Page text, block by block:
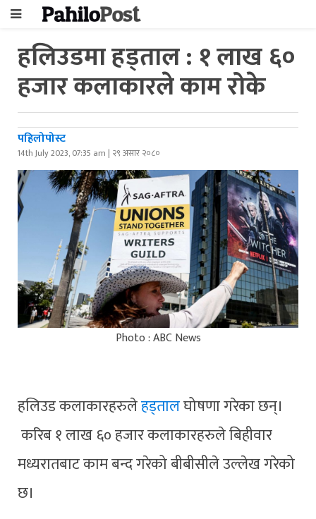
हलिउडमा हड्ताल : १ लाख ६०
हजार कलाकारले काम रोके
पहिलोपोस्ट
14th July 2023, 07:35 am | २९ असार २०८०
Photo : ABC News
हलिउड कलाकारहरुलेहड्तालघोषणा गरेका छन्।
करिब १ लाख ६० हजार कलाकारहरुले बिहीवार
मध्यरातबाट काम बन्द गरेको बीबीसीले उल्लेख गरेको
छ।